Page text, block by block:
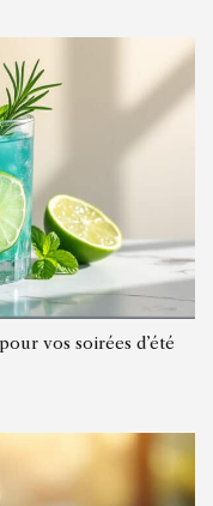
vos soirées d’été